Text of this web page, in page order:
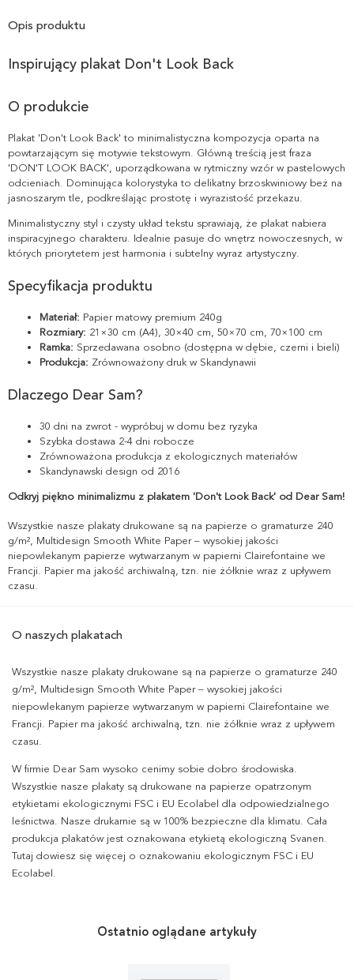
Opis produktu
Inspirujący plakat Don't Look Back
O produkcie
Plakat 'Don't Look Back' to minimalistyczna kompozycja oparta na
powtarzającym się motywie tekstowym. Główną treścią jest fraza
'DON'T LOOK BACK', uporządkowana w rytmiczny wzór w pastelowych
odcieniach. Dominująca kolorystyka to delikatny brzoskwiniowy beż na
jasnoszarym tle, podkreślając prostotę i wyrazistość przekazu.
Minimalistyczny styl i czysty układ tekstu sprawiają, że plakat nabiera
inspiracyjnego charakteru. Idealnie pasuje do wnętrz nowoczesnych, w
których priorytetem jest harmonia i subtelny wyraz artystyczny.
Specyfikacja produktu
Materiał: Papier matowy premium 240g
Rozmiary: 21×30 cm (A4), 30×40 cm, 50×70 cm, 70×100 cm
Ramka: Sprzedawana osobno (dostępna w dębie, czerni i bieli)
Produkcja: Zrównoważony druk w Skandynawii
Dlaczego Dear Sam?
30 dni na zwrot - wypróbuj w domu bez ryzyka
Szybka dostawa 2-4 dni robocze
Zrównoważona produkcja z ekologicznych materiałów
Skandynawski design od 2016
Odkryj piękno minimalizmu z plakatem 'Don't Look Back' od Dear Sam!
Wszystkie nasze plakaty drukowane są na papierze o gramaturze 240
g/m², Multidesign Smooth White Paper – wysokiej jakości
niepowlekanym papierze wytwarzanym w papierni Clairefontaine we
Francji. Papier ma jakość archiwalną, tzn. nie żółknie wraz z upływem
czasu.
O naszych plakatach
Wszystkie nasze plakaty drukowane są na papierze o gramaturze 240
g/m², Multidesign Smooth White Paper – wysokiej jakości
niepowlekanym papierze wytwarzanym w papierni Clairefontaine we
Francji. Papier ma jakość archiwalną, tzn. nie żółknie wraz z upływem
czasu.
W firmie Dear Sam wysoko cenimy sobie dobro środowiska.
Wszystkie nasze plakaty są drukowane na papierze opatrzonym
etykietami ekologicznymi FSC i EU Ecolabel dla odpowiedzialnego
leśnictwa. Nasze drukarnie są w 100% bezpieczne dla klimatu. Cała
produkcja plakatów jest oznakowana etykietą ekologiczną Svanen.
Tutaj dowiesz się więcej o oznakowaniu ekologicznym FSC i EU
Ecolabel.
Ostatnio oglądane artykuły